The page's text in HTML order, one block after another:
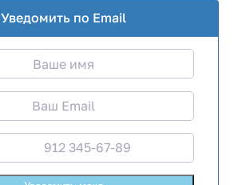
Уведомить по Email